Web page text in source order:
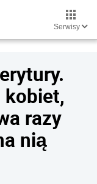
Serwisy
kobiet,
razy
nią